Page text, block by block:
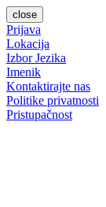
close
Prijava
Lokacija
Izbor Jezika
Imenik
Kontaktirajte nas
Politike privatnosti
Pristupačnost